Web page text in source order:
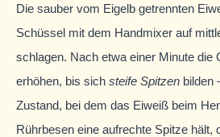
Die sauber vom Eigelb getrennten
Schüssel mit dem Handmixer auf
schlagen. Nach etwa einer Minute die
erhöhen, bis sich steife Spitzen bilden
Zustand, bei dem das Eiweiß beim
Rührbesen eine aufrechte Spitze hält,